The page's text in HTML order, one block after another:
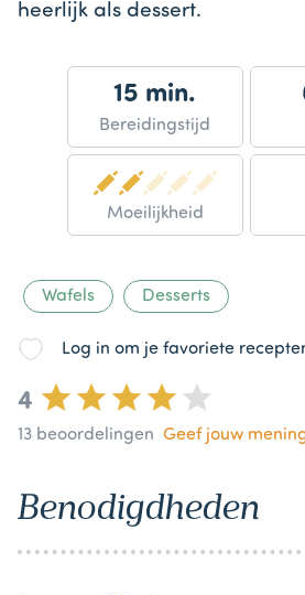
heerlijk als dessert.
15 min.
Bereidingstijd
Moeilijkheid
Wafels Desserts
Log in om je favoriete
4
13 beoordelingen Geef jouw
Benodigdheden